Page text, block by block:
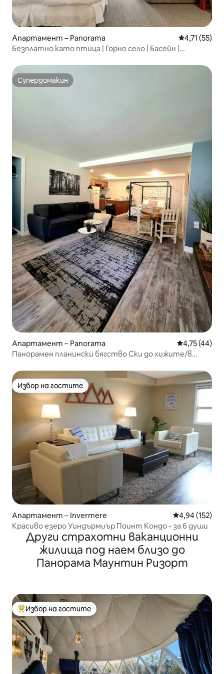
Апартамент – Panorama Средна
4,71 (55)
Безплатно като птица | Горно село | Басейн |
Супердомакин
Супердомакин
Апартамент – Panorama Средна
4,75 (44)
Панорамен планински бягство Ски до хижите/в
Избор на гостите
Избор на гостите
Апартамент – Invermere Средна
4,94 (152)
Красиво езеро Уиндърмиър Поинт Кондо - за 6 души
Други страхотни ваканционни
жилища под наем близо до
Панорама Маунтин Ризорт
Най-популярен избор на гостите
Избор на гостите